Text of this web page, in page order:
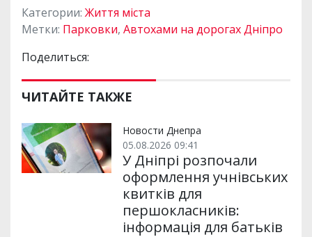
Категории: Життя міста
Метки: Парковки, Автохами на дорогах Дніпро
Поделиться:
ЧИТАЙТЕ ТАКЖЕ
Новости Днепра
05.08.2026 09:41
У Дніпрі розпочали
оформлення учнівських
квитків для
першокласників:
інформація для батьків